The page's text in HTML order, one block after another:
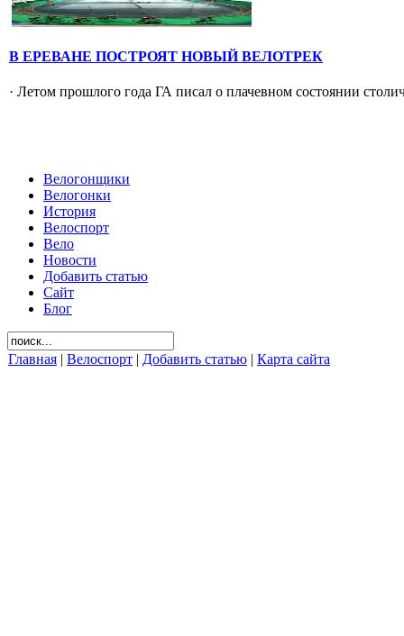
В ЕРЕВАНЕ ПОСТРОЯТ НОВЫЙ ВЕЛОТРЕК
· Летом прошлого года ГА писал о плачевном состоянии
Велогонщики
Велогонки
История
Велоспорт
Вело
Новости
Добавить статью
Сайт
Блог
Главная | Велоспорт | Добавить статью | Карта сайта